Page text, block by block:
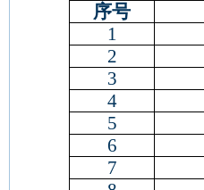
序号
1
2
3
4
5
6
7